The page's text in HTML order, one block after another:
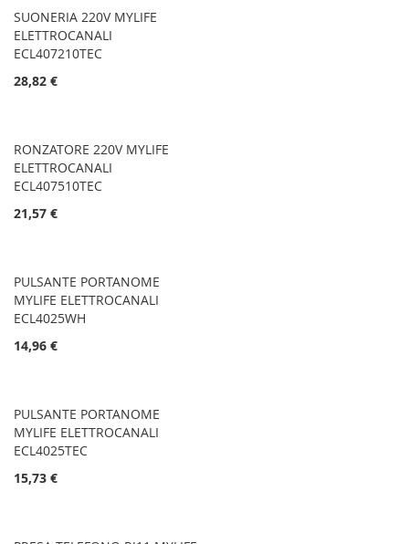
SUONERIA 220V MYLIFE
ELETTROCANALI
ECL407210TEC
28,82 €
RONZATORE 220V MYLIFE
ELETTROCANALI
ECL407510TEC
21,57 €
PULSANTE PORTANOME
MYLIFE ELETTROCANALI
ECL4025WH
14,96 €
PULSANTE PORTANOME
MYLIFE ELETTROCANALI
ECL4025TEC
15,73 €